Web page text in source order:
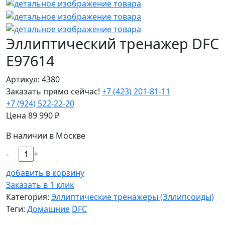
Эллиптический тренажер DFC
E97614
Артикул: 4380
Заказать прямо сейчас! +7 (423) 201-81-11
+7 (924) 522-22-20
Цена 89 990₽
В наличии в Москве
-
+
добавить в корзину
Заказать в 1 клик
Категория: Эллиптические тренажеры (Эллипсоиды)
Теги: Домашние DFC